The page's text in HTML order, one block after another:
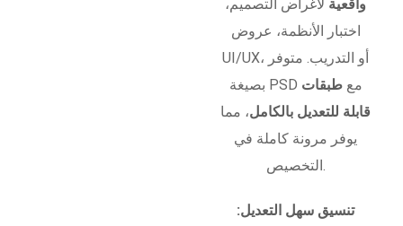
واقعية لأغراض التصميم،
اختبار الأنظمة، عروض
UI/UX، أو التدريب. متوفر
بصيغة PSD معطبقات
قابلة للتعديل بالكامل، مما
يوفر مرونة كاملة في
التخصيص.
تنسيق سهل التعديل: